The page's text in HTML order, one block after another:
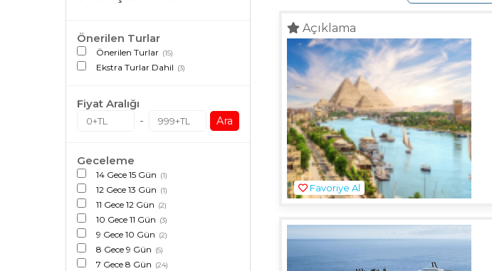
Önerilen Turlar
Önerilen Turlar (15)
Ekstra Turlar Dahil (3)
Fiyat Aralığı
-
Ara
Geceleme
14 Gece 15 Gün (1)
12 Gece 13 Gün (1)
11 Gece 12 Gün (2)
10 Gece 11 Gün (3)
9 Gece 10 Gün (2)
8 Gece 9 Gün (5)
7 Gece 8 Gün (24)
Açıklama
Favoriye Al